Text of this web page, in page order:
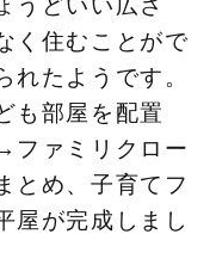
うどいい広さ
く住むことがで
れたようです。
も部屋を配置
ファミリクロー
とめ、子育てフ
屋が完成しまし